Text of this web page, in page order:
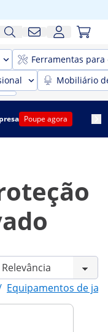
Ferramentas para
Mobiliário
Poupe agora
Equipamentos de